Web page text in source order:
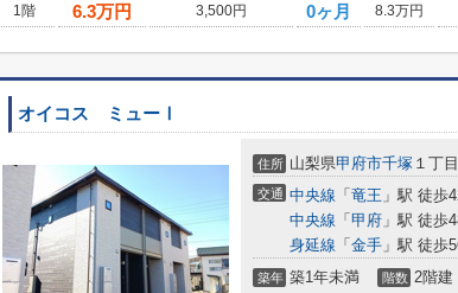
1階
6.3万円 3,500円 0ヶ月 8.3万円
オイコス ミューⅠ
住所 山梨県甲府市千塚 １丁
交通 中央線 「 竜王 」駅 徒歩
中央線 「 甲府 」駅 徒歩
身延線 「 金手 」駅 徒歩
築年 築1年未満 階数 2階建